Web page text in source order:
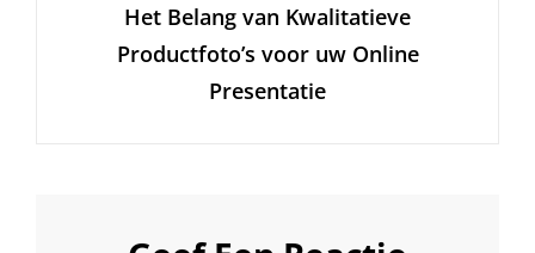
BerichtHet Belang van Kwalitatieve
Productfoto’s voor uw Online
Presentatie